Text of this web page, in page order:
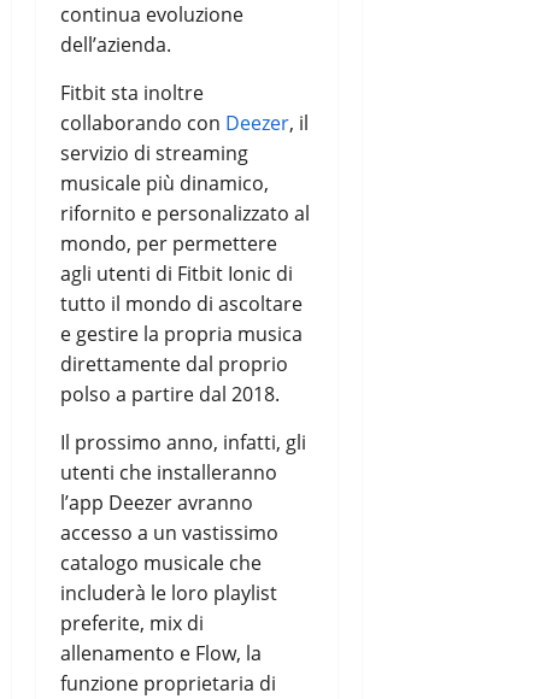
continua evoluzione
dell’azienda.
Fitbit sta inoltre
collaborando con Deezer, il
servizio di streaming
musicale più dinamico,
rifornito e personalizzato al
mondo, per permettere
agli utenti di Fitbit Ionic di
tutto il mondo di ascoltare
e gestire la propria musica
direttamente dal proprio
polso a partire dal 2018.
Il prossimo anno, infatti, gli
utenti che installeranno
l’app Deezer avranno
accesso a un vastissimo
catalogo musicale che
includerà le loro playlist
preferite, mix di
allenamento e Flow, la
funzione proprietaria di